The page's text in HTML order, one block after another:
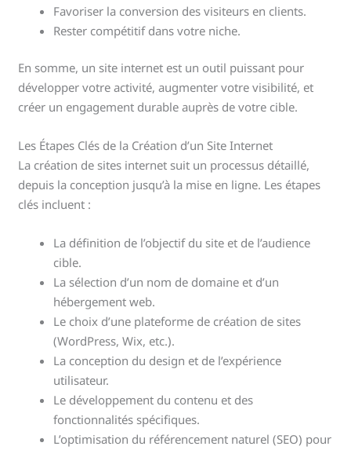
Favoriser la conversion des visiteurs en clients.
Rester compétitif dans votre niche.
En somme, un site internet est un outil puissant pour
développer votre activité, augmenter votre visibilité, et
créer un engagement durable auprès de votre cible.
Les Étapes Clés de la Création d’un Site Internet
La création de sites internet suit un processus détaillé,
depuis la conception jusqu’à la mise en ligne. Les étapes
clés incluent :
La définition de l’objectif du site et de l’audience
cible.
La sélection d’un nom de domaine et d’un
hébergement web.
Le choix d’une plateforme de création de sites
(WordPress, Wix, etc.).
La conception du design et de l’expérience
utilisateur.
Le développement du contenu et des
fonctionnalités spécifiques.
L’optimisation du référencement naturel (SEO) pour